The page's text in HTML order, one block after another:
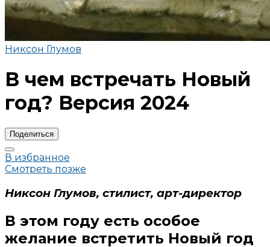
Никсон Глумов
В чем встречать Новый
год? Версия 2024
Поделиться
В избранное
Смотреть позже
Никсон Глумов, стилист, арт-директор
В этом году есть особое
желание встретить Новый год